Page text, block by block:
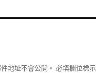
地址不會公開。 必填欄位標